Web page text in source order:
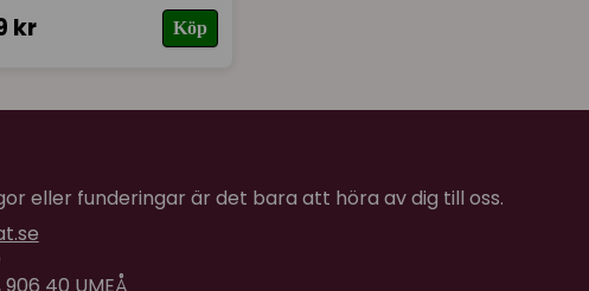
kr Köp
eller funderingar är det bara att höra av dig till oss.